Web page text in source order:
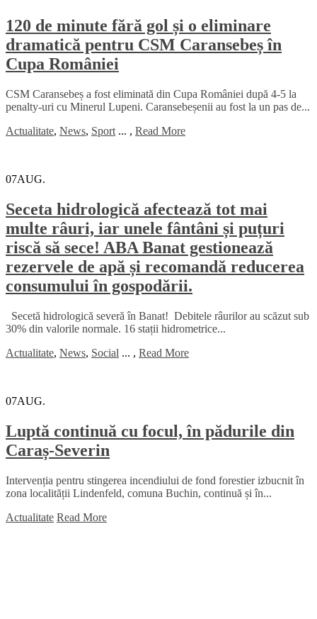
120 de minute fără gol și o eliminare
dramatică pentru CSM Caransebeș în
Cupa României
CSM Caransebeș a fost eliminată din Cupa României după 4-5 la
penalty-uri cu Minerul Lupeni. Caransebeșenii au fost la un pas de...
Actualitate, News, Sport ... , Read More
07AUG.
Seceta hidrologică afectează tot mai
multe râuri, iar unele fântâni și puțuri
riscă să sece! ABA Banat gestionează
rezervele de apă și recomandă reducerea
consumului în gospodării.
Secetă hidrologică severă în Banat! Debitele râurilor au scăzut sub
30% din valorile normale. 16 stații hidrometrice...
Actualitate, News, Social ... , Read More
07AUG.
Luptă continuă cu focul, în pădurile din
Caraș-Severin
Intervenția pentru stingerea incendiului de fond forestier izbucnit în
zona localității Lindenfeld, comuna Buchin, continuă și în...
Actualitate Read More